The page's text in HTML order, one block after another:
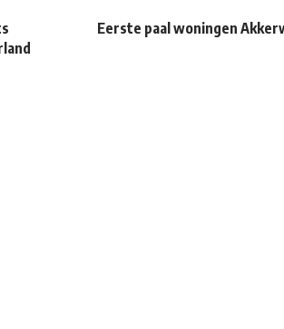
Eerste paal woningen